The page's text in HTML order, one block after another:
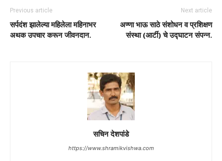
Previous article
सर्पदंश झालेल्या महिलेला महिनाभर
अथक उपचार करून जीवनदान.
Next article
अण्णा भाऊ साठे संशोधन व प्रशिक्षण
संस्था (आर्टी) चे उद्घाटन संपन्न.
सचिन देशपांडे
https://www.shramikvishwa.com